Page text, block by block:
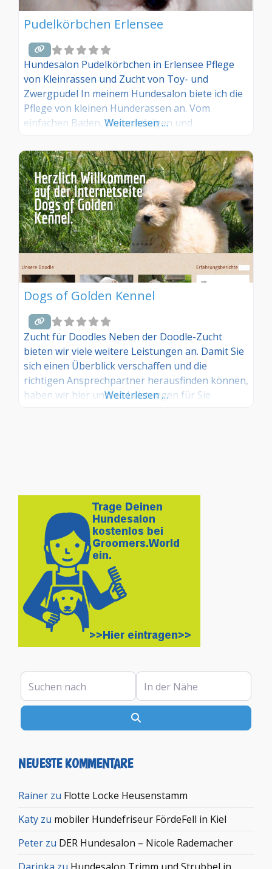
Pudelkörbchen Erlensee
Hundesalon Pudelkörbchen in Erlensee Pflege
von Kleinrassen und Zucht von Toy- und
Zwergpudel In meinem Hundesalon biete ich die
Pflege von kleinen Hunderassen an. Vom
einfachen Baden, Ohrenreinigen und
Bädern oder das Scheren Ihres Pudels für eine
Ausstellung. Neben der Pflege züchte ich Toy-
und Zwergpudel ausschließlich in weiß mit dem
Zwingernamen „dour’s en peluche
Weiterlesen …
Dogs of Golden Kennel
Zucht für Doodles Neben der Doodle-Zucht
bieten wir viele weitere Leistungen an. Damit Sie
sich einen Überblick verschaffen und die
richtigen Ansprechpartner herausfinden können,
haben wir hier unsere Leistungen für Sie
Weiterlesen …
Suchen nach In der Nähe
NEUESTE KOMMENTARE
Rainer zu Flotte Locke Heusenstamm
Katy zu mobiler Hundefriseur FördeFell in Kiel
Peter zu DER Hundesalon – Nicole Rademacher
Darinka zu Hundesalon Trimm und Strubbel in